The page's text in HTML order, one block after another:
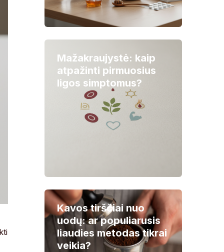
Mažakraujystė: kaip
atpažinti pirmuosius
ligos simptomus?
Kavos tirščiai nuo
uodų: ar populiarusis
liaudies metodas tikrai
veikia?